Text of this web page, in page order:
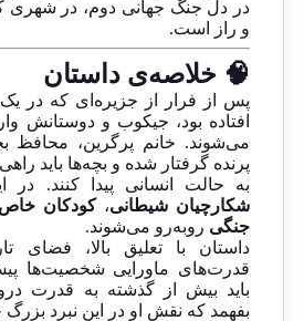
در دل جنگ جهانی دوم، در شهری
و راز است.
🧠 خلاصه‌ی داستان
پس از فرار از جزیره‌ای که در
افتاده بود، جیکوب و دوستانش
می‌شوند. خانم پرگرین، محافظ
پرنده گرفتار شده و بچه‌ها باید
به حالت انسانی پیدا کنند. در
شکارچیان شیطانی،کودکان
جنگی روبه‌رو می‌شوند.
داستان با تعلیق بالا، فضای
قدرت‌های ماورایی شخصیت‌ها
باید بیش از گذشته به قدرت
بفهمد که نقش او در این نبرد